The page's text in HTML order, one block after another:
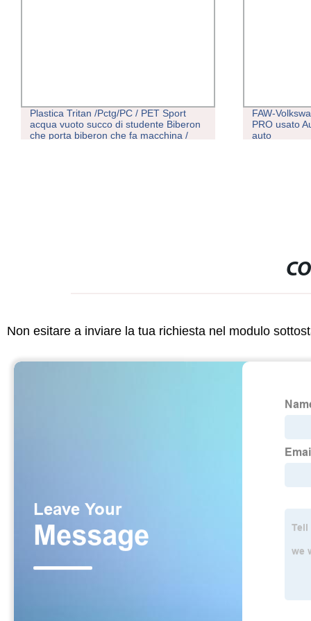
Plastica Tritan /Pctg/PC / PET Sport
acqua vuoto succo di studente Biberon
che porta biberon che fa macchina /
FAW-
PRO usato
auto
Non esitare a inviare la tua richiesta nel modulo